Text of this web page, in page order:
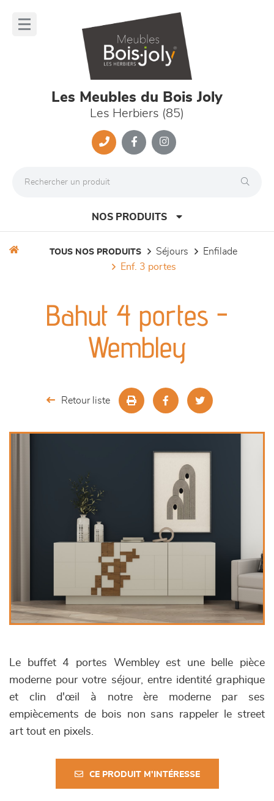
Les Meubles du Bois Joly
Les Herbiers (85)
NOS PRODUITS
séjours
meubles de complément
TOUS NOS PRODUITS séjours
enfilade
enf. 3 portes
Bahut 4 portes -
Wembley
Retour liste
Le buffet 4 portes Wembley est une belle pièce
moderne pour votre séjour, entre identité graphique
et clin d'œil à notre ère moderne par ses
empiècements de bois non sans rappeler le street
art tout en pixels.
CE PRODUIT M'INTÉRESSE